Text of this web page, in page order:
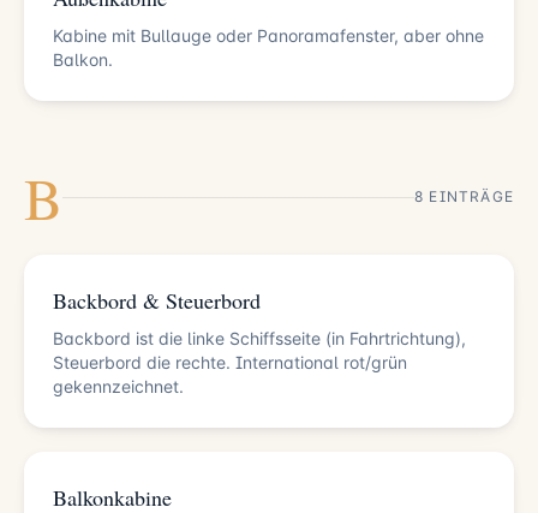
Kabine mit Bullauge oder Panoramafenster, aber ohne
Balkon.
B 8 EINTRÄGE
Backbord & Steuerbord
Backbord ist die linke Schiffsseite (in Fahrtrichtung),
Steuerbord die rechte. International rot/grün
gekennzeichnet.
Balkonkabine